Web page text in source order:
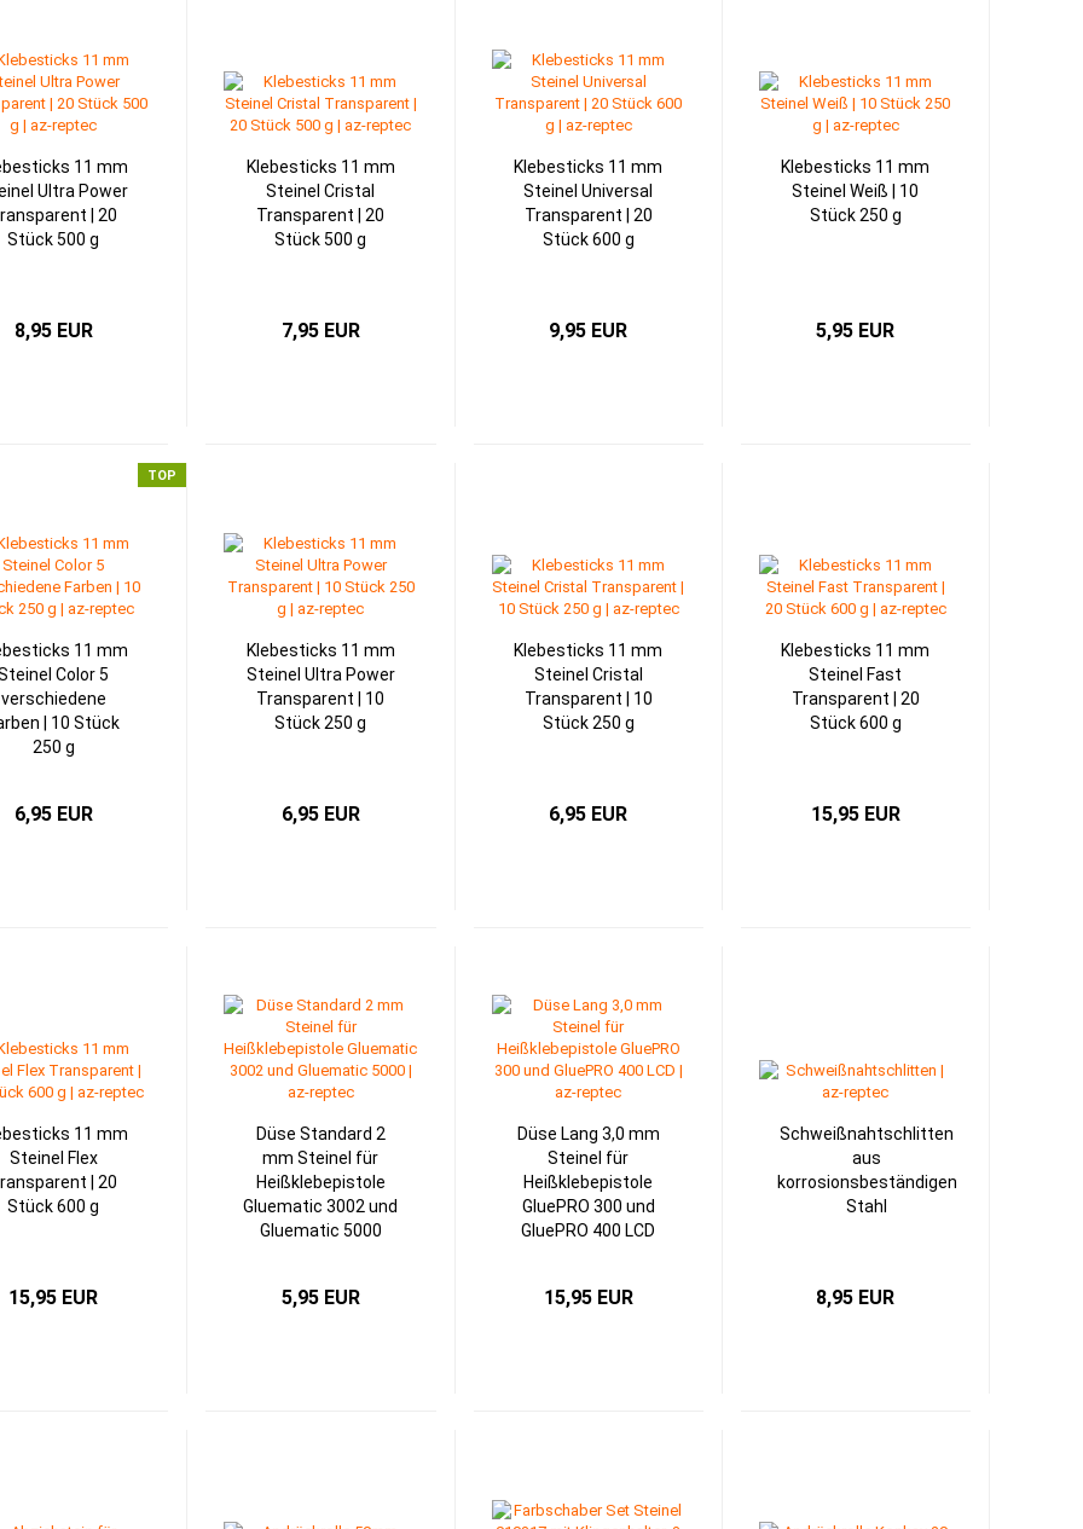
11 mm
Ultra Power
| 20
Stück 500 g
8,95 EUR
Klebesticks 11 mm
Steinel Cristal
Transparent | 20
Stück 500 g
7,95 EUR
Klebesticks 11 mm
Steinel Universal
Transparent | 20
Stück 600 g
9,95 EUR
Klebesticks 11 mm
Steinel Weiß | 10
Stück 250 g
5,95 EUR
TOP
11 mm
Color 5
verschiedene
| 10 Stück
250 g
6,95 EUR
Klebesticks 11 mm
Steinel Ultra Power
Transparent | 10
Stück 250 g
6,95 EUR
Klebesticks 11 mm
Steinel Cristal
Transparent | 10
Stück 250 g
6,95 EUR
Klebesticks 11 mm
Steinel Fast
Transparent | 20
Stück 600 g
15,95 EUR
11 mm
Steinel Flex
| 20
Stück 600 g
15,95 EUR
Düse Standard 2
mm Steinel für
Heißklebepistole
Gluematic 3002 und
Gluematic 5000
5,95 EUR
Düse Lang 3,0 mm
Steinel für
Heißklebepistole
GluePRO 300 und
GluePRO 400 LCD
15,95 EUR
Schweißnahtschlitten
aus
korrosionsbeständigen
Stahl
8,95 EUR